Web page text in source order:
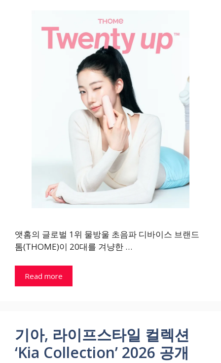
앳홈의 글로벌 1위 물방울 초음파 디바이스 브랜드
톰(THOME)이 20대를 겨냥한 …
Read more
기아, 라이프스타일 컬렉션
‘Kia Collection’ 2026 공개